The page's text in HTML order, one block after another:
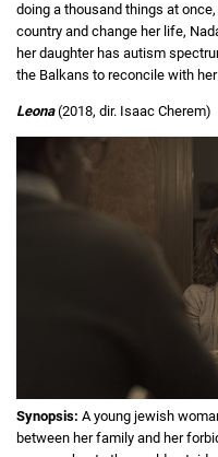
doing a thousand things at
country and change her life,
her daughter has autism
the Balkans to reconcile with
Leona(2018, dir. Isaac Cherem)
Synopsis: A young jewish
between her family and her